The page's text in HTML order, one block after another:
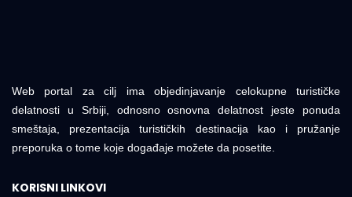
Web portal za cilj ima objedinjavanje celokupne turističke
delatnosti u Srbiji, odnosno osnovna delatnost jeste ponuda
smeštaja, prezentacija turističkih destinacija kao i pružanje
preporuka o tome koje događaje možete da posetite.
KORISNI LINKOVI